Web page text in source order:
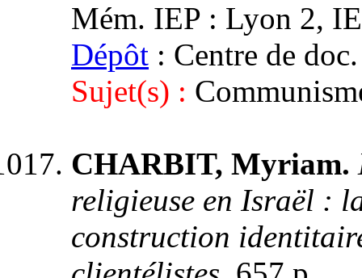
Mém. IEP : Lyon 2,
Dépôt : Centre de doc.
Sujet(s) :
CHARBIT, Myriam.
religieuse en Israël :
construction